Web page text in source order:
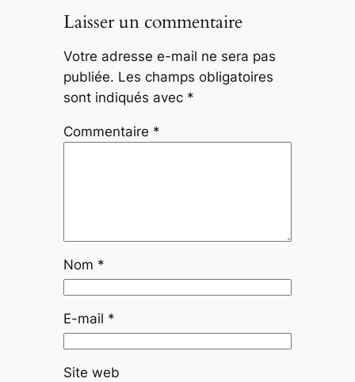
Laisser un commentaire
Votre adresse e-mail ne sera pas
publiée. Les champs obligatoires
sont indiqués avec *
Commentaire *
Nom *
E-mail *
Site web